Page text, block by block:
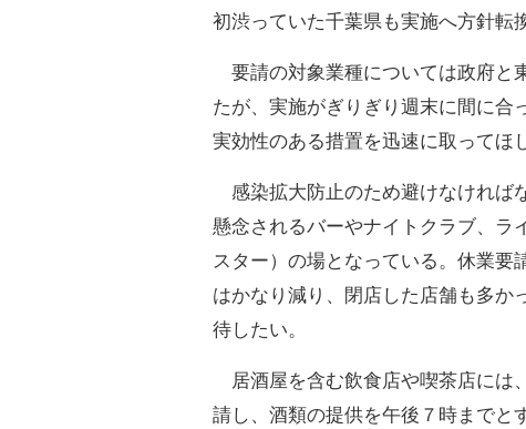
初渋っていた千葉県も実施へ方針転
要請の対象業種については政府と
たが、実施がぎりぎり週末に間に合
実効性のある措置を迅速に取ってほ
感染拡大防止のため避けなければ
懸念されるバーやナイトクラブ、ラ
スター）の場となっている。休業要
はかなり減り、閉店した店舗も多か
待したい。
居酒屋を含む飲食店や喫茶店には
請し、酒類の提供を午後７時までと